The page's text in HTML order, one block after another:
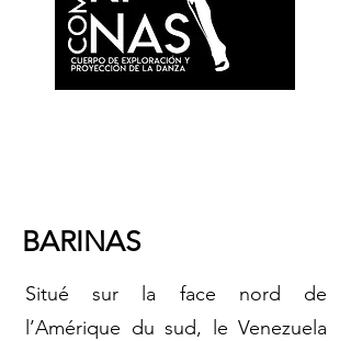
BARINAS
Situé sur la face nord de
l’Amérique du sud, le Venezuela